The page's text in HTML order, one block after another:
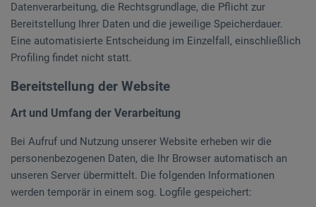
Datenverarbeitung, die Rechtsgrundlage, die Pflicht zur
Bereitstellung Ihrer Daten und die jeweilige Speicherdauer.
Eine automatisierte Entscheidung im Einzelfall, einschließlich
Profiling findet nicht statt.
Bereitstellung der Website
Art und Umfang der Verarbeitung
Bei Aufruf und Nutzung unserer Website erheben wir die
personenbezogenen Daten, die Ihr Browser automatisch an
unseren Server übermittelt. Die folgenden Informationen
werden temporär in einem sog. Logfile gespeichert: